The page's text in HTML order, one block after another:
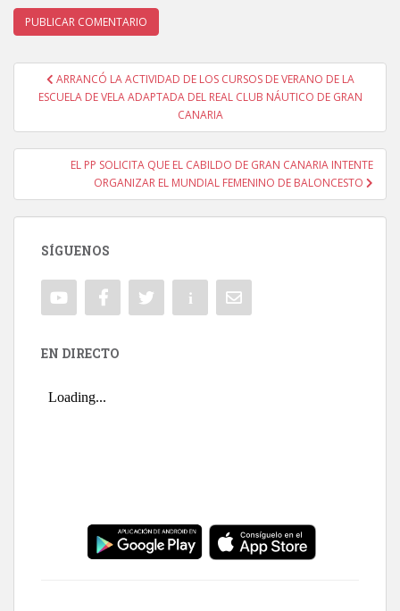
Navegación de entradas
ARRANCÓ LA ACTIVIDAD DE LOS CURSOS DE VERANO DE LA
ESCUELA DE VELA ADAPTADA DEL REAL CLUB NÁUTICO DE GRAN
CANARIA
EL PP SOLICITA QUE EL CABILDO DE GRAN CANARIA INTENTE
ORGANIZAR EL MUNDIAL FEMENINO DE BALONCESTO
SÍGUENOS
EN DIRECTO